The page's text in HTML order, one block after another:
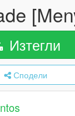
Изтегли
Сподели